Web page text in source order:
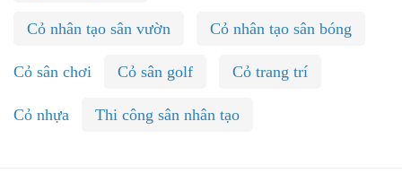
Cỏ nhân tạo sân vườn Cỏ nhân tạo sân bóng
Cỏ sân chơi Cỏ sân golf Cỏ trang trí
Cỏ nhựa Thi công sân nhân tạo